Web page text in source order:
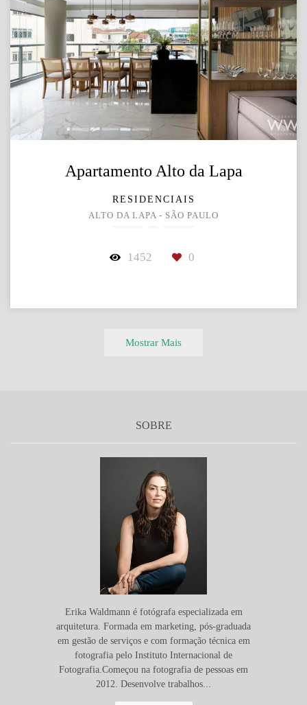
Apartamento Alto da Lapa
RESIDENCIAIS
ALTO DA LAPA - SÃO PAULO
1452 0
Mostrar Mais
SOBRE
Erika Waldmann é fotógrafa especializada em
arquitetura. Formada em marketing, pós-graduada
em gestão de serviços e com formação técnica em
fotografia pelo Instituto Internacional de
Fotografia.Começou na fotografia de pessoas em
2012. Desenvolve trabalhos...